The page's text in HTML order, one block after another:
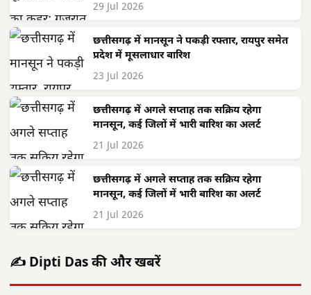
29 Jul 2026
छत्तीसगढ़ में मानसून ने पकड़ी रफ्तार, रायपुर समेत
प्रदेश में मूसलाधार बारिश
23 Jul 2026
छत्तीसगढ़ में अगले सप्ताह तक सक्रिय रहेगा
मानसून, कई जिलों में भारी बारिश का अलर्ट
21 Jul 2026
छत्तीसगढ़ में अगले सप्ताह तक सक्रिय रहेगा
मानसून, कई जिलों में भारी बारिश का अलर्ट
21 Jul 2026
✍️ Dipti Das की और खबरें